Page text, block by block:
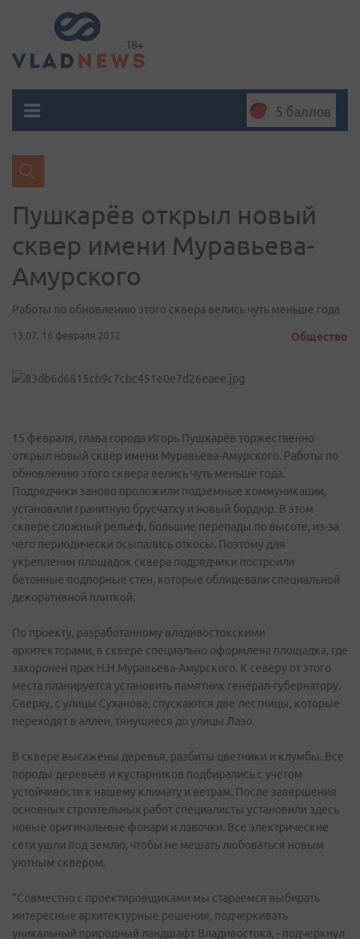
5 баллов
Пушкарёв открыл новый
сквер имени Муравьева-
Амурского
Работы по обновлению этого сквера велись чуть меньше года
13:07, 16 февраля 2012 Общество
15 февраля, глава города Игорь Пушкарёв торжественно
открыл новый сквер имени Муравьева-Амурского. Работы по
обновлению этого сквера велись чуть меньше года.
Подрядчики заново проложили подземные коммуникации,
установили гранитную брусчатку и новый бордюр. В этом
сквере сложный рельеф, большие перепады по высоте, из-за
чего периодически осыпались откосы. Поэтому для
укрепления площадок сквера подрядчики построили
бетонные подпорные стен, которые облицевали специальной
декоративной плиткой.
По проекту, разработанному владивостокскими
архитекторами, в сквере специально оформлена площадка, где
захоронен прах Н.Н.Муравьева-Амурского. К северу от этого
места планируется установить памятник генерал-губернатору.
Сверху, с улицы Суханова, спускаются две лестницы, которые
переходят в аллеи, тянущиеся до улицы Лазо.
В сквере высажены деревья, разбиты цветники и клумбы. Все
породы деревьев и кустарников подбирались с учетом
устойчивости к нашему климату и ветрам. После завершения
основных строительных работ специалисты установили здесь
новые оригинальные фонари и лавочки. Все электрические
сети ушли под землю, чтобы не мешать любоваться новым
уютным сквером.
"Совместно с проектировщиками мы стараемся выбирать
интересные архитектурные решения, подчеркивать
уникальный природный ландшафт Владивостока, - подчеркнул